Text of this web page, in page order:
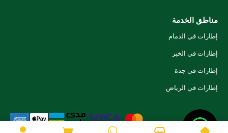
مناطق الخدمة
إطارات في الدمام
إطارات في الخبر
إطارات في جدة
إطارات في الرياض